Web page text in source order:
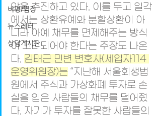
비평/입장
뉴스레터
상담게시판
안을 추진하고 있다. 이를 두고 일각
에서는 상환유예와 분할상환이 아
니라 아예 채무를 면제해주는 방식
이 고려되어야 한다는 주장도 나온
다. 김태근 민변 변호사(세입자114
운영위원장)는 “지난해 서울회생법
원에서 주식과 가상화폐 투자로 손
실을 입은 사람들의 채무를 덜어줬
다. 자기가 투자를 잘못한 사람들의